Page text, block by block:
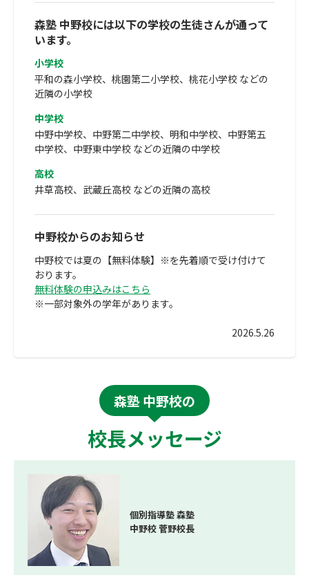
森塾 中野校には以下の学校の生徒さんが通って
います。
小学校
平和の森小学校、桃園第二小学校、桃花小学校 などの
近隣の小学校
中学校
中野中学校、中野第二中学校、明和中学校、中野第五
中学校、中野東中学校 などの近隣の中学校
高校
井草高校、武蔵丘高校 などの近隣の高校
中野校からのお知らせ
中野校では夏の【無料体験】※を先着順で受け付けて
おります。
無料体験の申込みはこちら
※一部対象外の学年があります。
2026.5.26
森塾 中野校の
校長メッセージ
個別指導塾 森塾
中野校 菅野校長